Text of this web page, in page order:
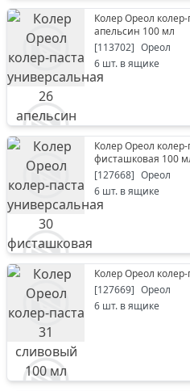
Колер Ореол
апельсин 100 мл
[113702] Ореол
6 шт. в ящике
Колер Ореол
фисташковая 100
[127668] Ореол
6 шт. в ящике
Колер Ореол
[127669] Ореол
6 шт. в ящике